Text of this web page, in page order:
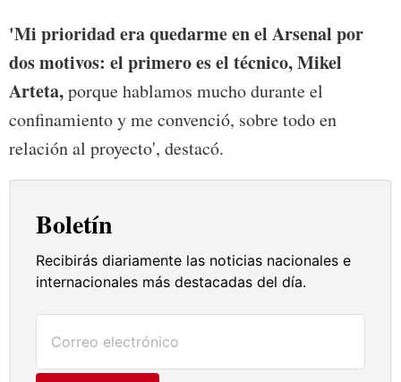
'Mi prioridad era quedarme en el Arsenal por
dos motivos: el primero es el técnico, Mikel
Arteta,porque hablamos mucho durante el
confinamiento y me convenció, sobre todo en
relación al proyecto', destacó.
Boletín
Recibirás diariamente las noticias nacionales e
internacionales más destacadas del día.